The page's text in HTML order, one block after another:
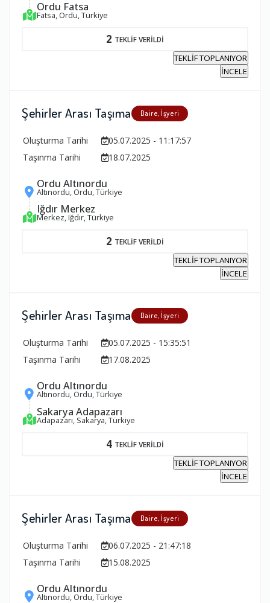
Ordu Fatsa
Fatsa, Ordu, Türkiye
2 TEKLİF VERİLDİ
TEKLİF TOPLANIYOR
İNCELE
Şehirler Arası Taşıma Daire, İşyeri
Oluşturma Tarihi
05.07.2025 - 11:17:57
Taşınma Tarihi
18.07.2025
Ordu Altınordu
Altınordu, Ordu, Türkiye
Iğdır Merkez
Merkez, Iğdır, Türkiye
2 TEKLİF VERİLDİ
TEKLİF TOPLANIYOR
İNCELE
Şehirler Arası Taşıma Daire, İşyeri
Oluşturma Tarihi
05.07.2025 - 15:35:51
Taşınma Tarihi
17.08.2025
Ordu Altınordu
Altınordu, Ordu, Türkiye
Sakarya Adapazarı
Adapazarı, Sakarya, Türkiye
4 TEKLİF VERİLDİ
TEKLİF TOPLANIYOR
İNCELE
Şehirler Arası Taşıma Daire, İşyeri
Oluşturma Tarihi
06.07.2025 - 21:47:18
Taşınma Tarihi
15.08.2025
Ordu Altınordu
Altınordu, Ordu, Türkiye